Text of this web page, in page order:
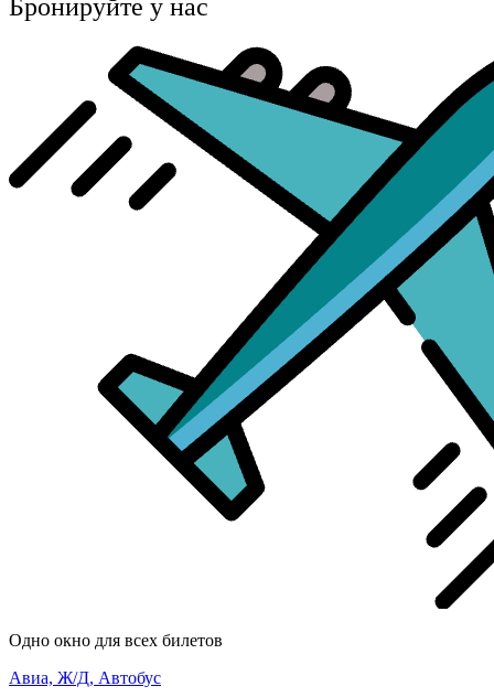
Бронируйте у нас
Одно окно для всех билетов
Авиа, Ж/Д, Автобус